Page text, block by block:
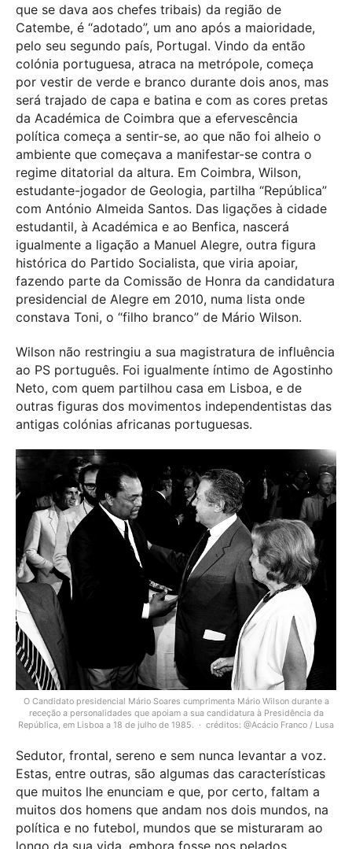
que se dava aos chefes tribais) da região de
Catembe, é “adotado”, um ano após a maioridade,
pelo seu segundo país, Portugal. Vindo da então
colónia portuguesa, atraca na metrópole, começa
por vestir de verde e branco durante dois anos, mas
será trajado de capa e batina e com as cores pretas
da Académica de Coimbra que a efervescência
política começa a sentir-se, ao que não foi alheio o
ambiente que começava a manifestar-se contra o
regime ditatorial da altura. Em Coimbra, Wilson,
estudante-jogador de Geologia, partilha “República”
com António Almeida Santos. Das ligações à cidade
estudantil, à Académica e ao Benfica, nascerá
igualmente a ligação a Manuel Alegre, outra figura
histórica do Partido Socialista, que viria apoiar,
fazendo parte da Comissão de Honra da candidatura
presidencial de Alegre em 2010, numa lista onde
constava Toni, o “filho branco” de Mário Wilson.
Wilson não restringiu a sua magistratura de influência
ao PS português. Foi igualmente íntimo de Agostinho
Neto, com quem partilhou casa em Lisboa, e de
outras figuras dos movimentos independentistas das
antigas colónias africanas portuguesas.
O Candidato presidencial Mário Soares cumprimenta Mário Wilson durante a
receção a personalidades que apoiam a sua candidatura à Presidência da
República, em Lisboa a 18 de julho de 1985.
créditos: @Acácio Franco / Lusa
Sedutor, frontal, sereno e sem nunca levantar a voz.
Estas, entre outras, são algumas das características
que muitos lhe enunciam e que, por certo, faltam a
muitos dos homens que andam nos dois mundos, na
política e no futebol, mundos que se misturaram ao